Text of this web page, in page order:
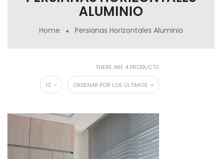
ALUMINIO
Home Persianas Horizontales Aluminio
THERE ARE 4 PRODUCTS
ORDENAR POR LOS ÚLTIMOS
12